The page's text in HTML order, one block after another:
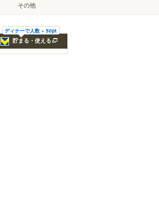
その他
ディナーで人数 × 50pt
貯まる・使える